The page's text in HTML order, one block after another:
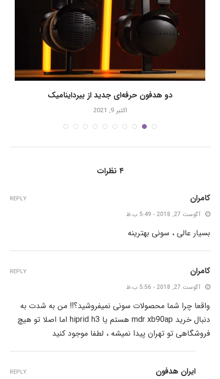
دو هدفون حرفه‌ای جدید از بیرداینامیک
اکتبر 9, 2021
۴ نظرات
کامران
آگوست 27, 2018 - 5:49 ب.ظ
بسیار عالی ، سونی بهترینه
REPLY
کامران
آگوست 27, 2018 - 5:56 ب.ظ
واقعا چرا شما محصولات سونی نمیفروشید؟!! من به شدت به
دنبال خرید mdr xb90ap هستم یا hiprid h3 اما اصلا تو هیچ
فروشگاهی تو تهران پیدا نمیشه ، لطفا موجود کنید
REPLY
ایران هدفون REPLY